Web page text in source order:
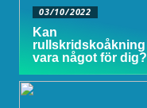
03/10/2022
Kan
rullskridskoåkning
vara något för dig?